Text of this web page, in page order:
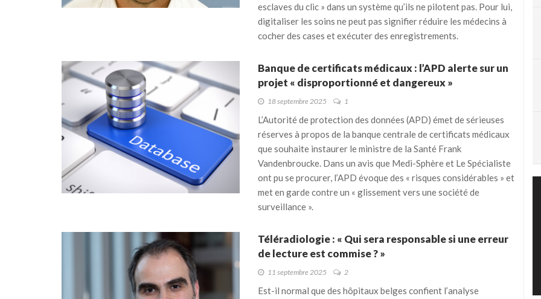
esclaves du clic » dans un système qu’ils ne pilotent pas. Pour lui,
digitaliser les soins ne peut pas signifier réduire les médecins à
cocher des cases et exécuter des enregistrements.
Banque de certificats médicaux : l’APD alerte sur un
projet « disproportionné et dangereux »
18 septembre 2025 1
L’Autorité de protection des données (APD) émet de sérieuses
réserves à propos de la banque centrale de certificats médicaux
que souhaite instaurer le ministre de la Santé Frank
Vandenbroucke. Dans un avis que Medi-Sphère et Le Spécialiste
ont pu se procurer, l’APD évoque des « risques considérables » et
met en garde contre un « glissement vers une société de
surveillance ».
Téléradiologie : « Qui sera responsable si une erreur
de lecture est commise ? »
11 septembre 2025 2
Est-il normal que des hôpitaux belges confient l’analyse